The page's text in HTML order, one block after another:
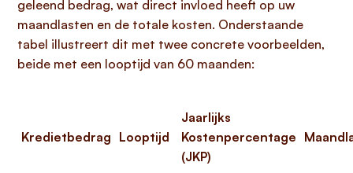
geleend bedrag, wat direct invloed heeft op uw
maandlasten en de totale kosten. Onderstaande
tabel illustreert dit met twee concrete voorbeelden,
beide met een looptijd van 60 maanden:
Kredietbedrag Looptijd
Jaarlijks
Kostenpercentage
(JKP)